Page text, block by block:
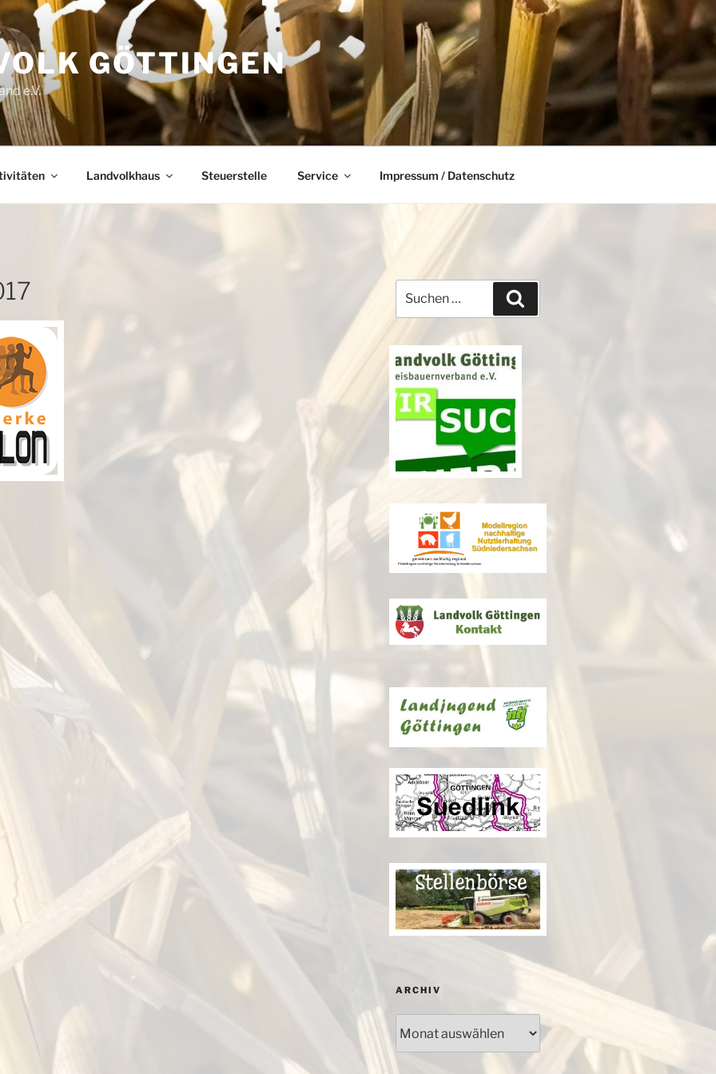
GÖTTINGEN
e.V.
Landvolkhaus Steuerstelle Service Impressum / Datenschutz
nach:
ARCHIV